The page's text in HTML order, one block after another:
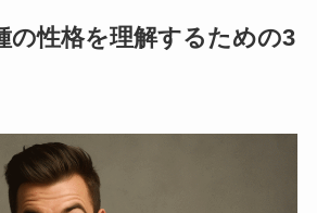
の性格を理解するための3